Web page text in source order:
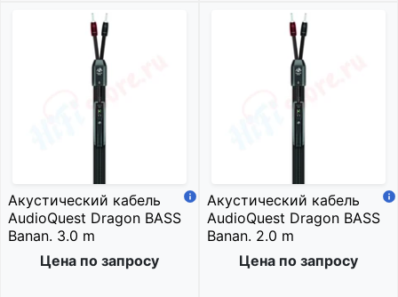
Акустический кабель
AudioQuest Dragon BASS
Banan. 3.0 m
Цена по запросу
Акустический кабель
AudioQuest Dragon BASS
Banan. 2.0 m
Цена по запросу